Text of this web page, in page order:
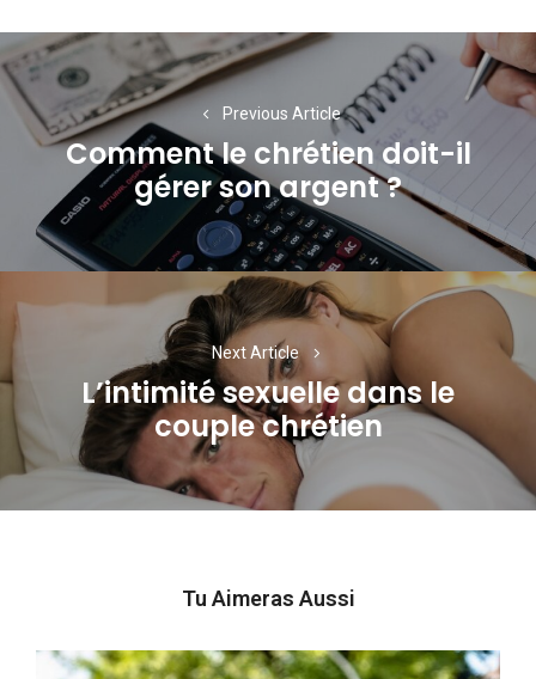
Navigation
de
l’article
Previous Article
Previous
post:
Comment le chrétien doit-il
gérer son argent ?
Next Article
Next
post:
L’intimité sexuelle dans le
couple chrétien
Tu Aimeras Aussi